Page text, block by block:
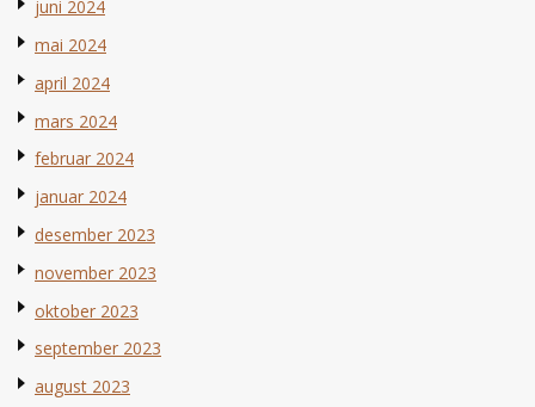
juni 2024
mai 2024
april 2024
mars 2024
februar 2024
januar 2024
desember 2023
november 2023
oktober 2023
september 2023
august 2023